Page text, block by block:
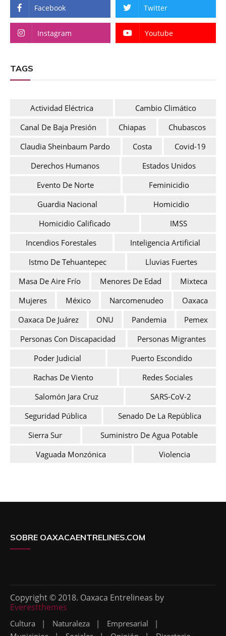
Facebook Twitter
Instagram Youtube
TAGS
Actividad Eléctrica
Cambio Climático
Canal De Baja Presión
Chiapas
Chubascos
Claudia Sheinbaum Pardo
Costa
Covid-19
Derechos Humanos
Estados Unidos
Evento De Norte
Feminicidio
Guardia Nacional
Homicidio
Homicidio Calificado
IMSS
Incendios Forestales
Inteligencia Artificial
Istmo De Tehuantepec
Lluvias Fuertes
Masa De Aire Frío
Menores De Edad
Mixteca
Mujeres
México Narcomenudeo
Oaxaca
Oaxaca De Juárez
ONU Pandemia
Pemex
Personas Con Discapacidad
Personas Migrantes
Poder Judicial
Puerto Escondido
Rachas De Viento
Redes Sociales
Salomón Jara Cruz
SARS-CoV-2
Seguridad Pública
Senado De La República
Sierra Sur
Suministro De Agua Potable
Vaguada Monzónica
Violencia
SOBRE OAXACAENTRELINES.COM
Copyright © 2018. Oaxaca Entrelineas by
Everestthemes
Cultura Naturaleza
Empresarial